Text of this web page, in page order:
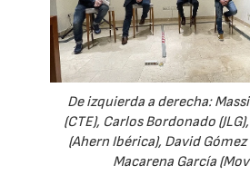
De izquierda a derecha:
(CTE), Carlos Bordonado
(Ahern Ibérica), David Gómez
Macarena García